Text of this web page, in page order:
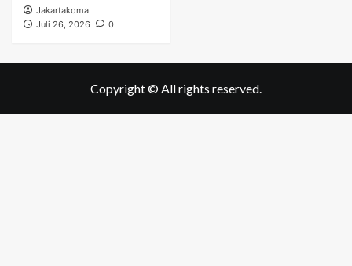
Jakartakoma
Juli 26, 2026
0
Copyright © All rights reserved.